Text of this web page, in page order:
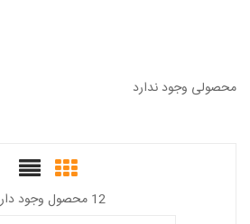
محصولی وجود ندارد
12 محصول وجود دارد.